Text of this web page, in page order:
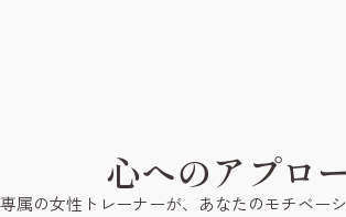
心へのアプロ
専属の女性トレーナーが、あなたのモチベーシ